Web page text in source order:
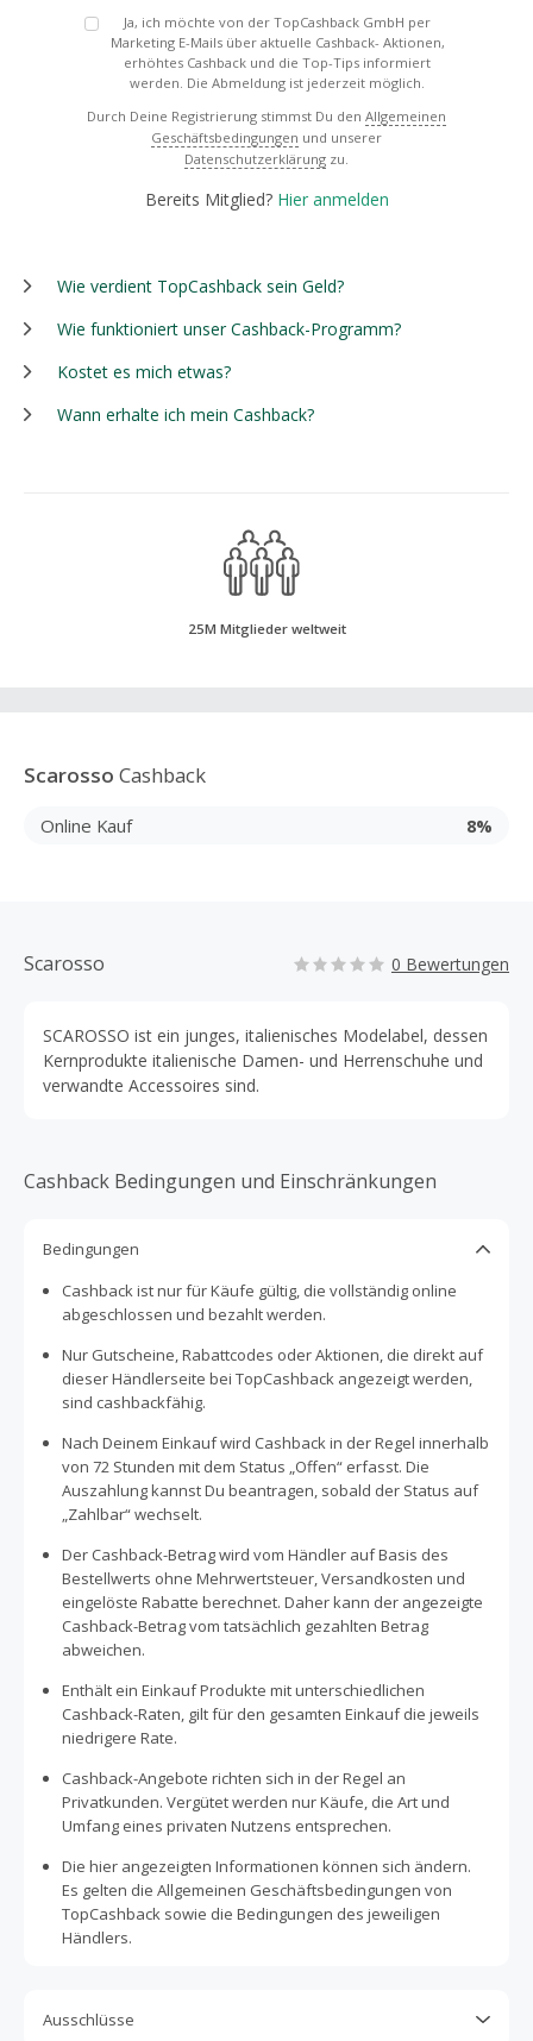
Ja, ich möchte von der TopCashback GmbH per
Marketing E-Mails über aktuelle Cashback- Aktionen,
erhöhtes Cashback und die Top-Tips informiert
werden. Die Abmeldung ist jederzeit möglich.
Durch Deine Registrierung stimmst Du den Allgemeinen
Geschäftsbedingungen und unserer
Datenschutzerklärung zu.
Bereits Mitglied? Hier anmelden
Wie verdient TopCashback sein Geld?
Wie funktioniert unser Cashback-Programm?
Kostet es mich etwas?
Wann erhalte ich mein Cashback?
25M Mitglieder weltweit
Scarosso Cashback
Online Kauf 8%
Scarosso 0 Bewertungen
SCAROSSO ist ein junges, italienisches Modelabel, dessen
Kernprodukte italienische Damen- und Herrenschuhe und
verwandte Accessoires sind.
Cashback Bedingungen und Einschränkungen
Bedingungen
Cashback ist nur für Käufe gültig, die vollständig online
abgeschlossen und bezahlt werden.
Nur Gutscheine, Rabattcodes oder Aktionen, die direkt auf
dieser Händlerseite bei TopCashback angezeigt werden,
sind cashbackfähig.
Nach Deinem Einkauf wird Cashback in der Regel innerhalb
von 72 Stunden mit dem Status „Offen“ erfasst. Die
Auszahlung kannst Du beantragen, sobald der Status auf
„Zahlbar“ wechselt.
Der Cashback-Betrag wird vom Händler auf Basis des
Bestellwerts ohne Mehrwertsteuer, Versandkosten und
eingelöste Rabatte berechnet. Daher kann der angezeigte
Cashback-Betrag vom tatsächlich gezahlten Betrag
abweichen.
Enthält ein Einkauf Produkte mit unterschiedlichen
Cashback-Raten, gilt für den gesamten Einkauf die jeweils
niedrigere Rate.
Cashback-Angebote richten sich in der Regel an
Privatkunden. Vergütet werden nur Käufe, die Art und
Umfang eines privaten Nutzens entsprechen.
Die hier angezeigten Informationen können sich ändern.
Es gelten die Allgemeinen Geschäftsbedingungen von
TopCashback sowie die Bedingungen des jeweiligen
Händlers.
Ausschlüsse